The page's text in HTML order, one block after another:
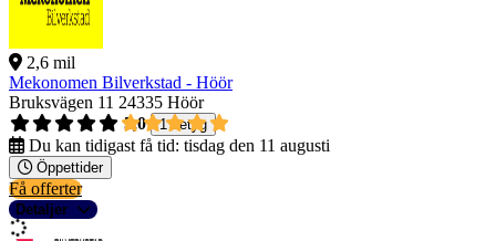
2,6 mil
Mekonomen Bilverkstad - Höör
Bruksvägen 11 24335 Höör
5,0
1 betyg
Du kan tidigast få tid: tisdag den 11 augusti
Öppettider
Få offerter
Detaljer